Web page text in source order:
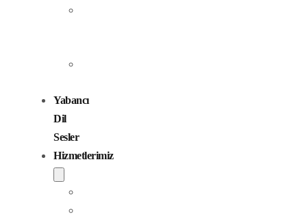
Yabancı
Dil
Sesler
Hizmetlerimiz